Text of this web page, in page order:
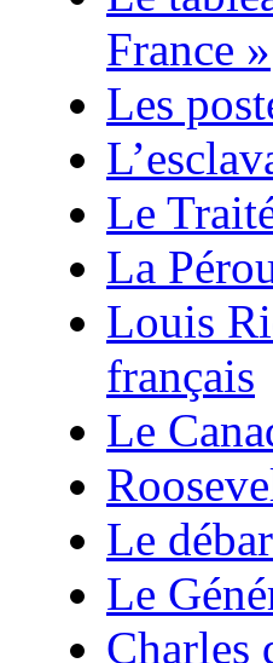
France »
Les
Le
La
Louis
français
Le
Le
Le
Charles